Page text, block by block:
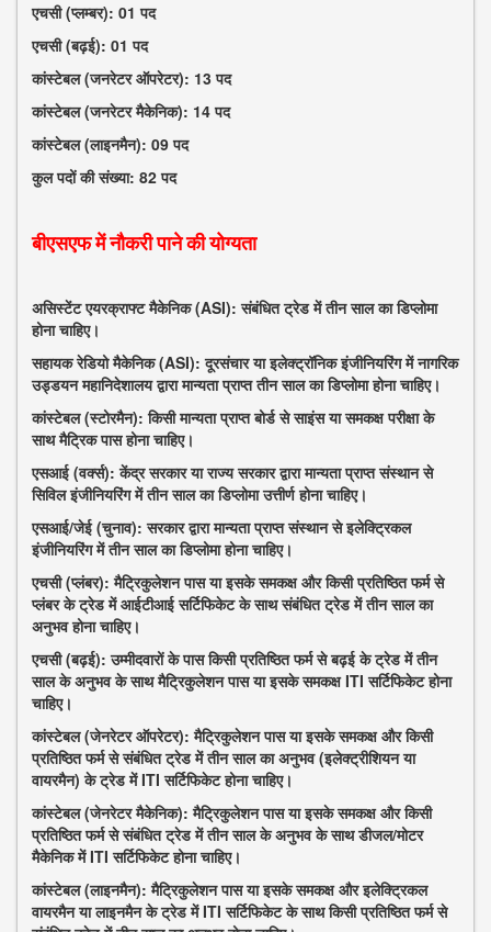
एचसी (प्लम्बर): 01 पद
एचसी (बढ़ई): 01 पद
कांस्टेबल (जनरेटर ऑपरेटर): 13 पद
कांस्टेबल (जनरेटर मैकेनिक): 14 पद
कांस्टेबल (लाइनमैन): 09 पद
कुल पदों की संख्या: 82 पद
बीएसएफ में नौकरी पाने की योग्यता
असिस्टेंट एयरक्राफ्ट मैकेनिक (ASI): संबंधित ट्रेड में तीन साल का डिप्लोमा
होना चाहिए।
सहायक रेडियो मैकेनिक (ASI): दूरसंचार या इलेक्ट्रॉनिक इंजीनियरिंग में नागरिक
उड्डयन महानिदेशालय द्वारा मान्यता प्राप्त तीन साल का डिप्लोमा होना चाहिए।
कांस्टेबल (स्टोरमैन): किसी मान्यता प्राप्त बोर्ड से साइंस या समकक्ष परीक्षा के
साथ मैट्रिक पास होना चाहिए।
एसआई (वर्क्स): केंद्र सरकार या राज्य सरकार द्वारा मान्यता प्राप्त संस्थान से
सिविल इंजीनियरिंग में तीन साल का डिप्लोमा उत्तीर्ण होना चाहिए।
एसआई/जेई (चुनाव): सरकार द्वारा मान्यता प्राप्त संस्थान से इलेक्ट्रिकल
इंजीनियरिंग में तीन साल का डिप्लोमा होना चाहिए।
एचसी (प्लंबर): मैट्रिकुलेशन पास या इसके समकक्ष और किसी प्रतिष्ठित फर्म से
प्लंबर के ट्रेड में आईटीआई सर्टिफिकेट के साथ संबंधित ट्रेड में तीन साल का
अनुभव होना चाहिए।
एचसी (बढ़ई): उम्मीदवारों के पास किसी प्रतिष्ठित फर्म से बढ़ई के ट्रेड में तीन
साल के अनुभव के साथ मैट्रिकुलेशन पास या इसके समकक्ष ITI सर्टिफिकेट होना
चाहिए।
कांस्टेबल (जेनरेटर ऑपरेटर): मैट्रिकुलेशन पास या इसके समकक्ष और किसी
प्रतिष्ठित फर्म से संबंधित ट्रेड में तीन साल का अनुभव (इलेक्ट्रीशियन या
वायरमैन) के ट्रेड में ITI सर्टिफिकेट होना चाहिए।
कांस्टेबल (जेनरेटर मैकेनिक): मैट्रिकुलेशन पास या इसके समकक्ष और किसी
प्रतिष्ठित फर्म से संबंधित ट्रेड में तीन साल के अनुभव के साथ डीजल/मोटर
मैकेनिक में ITI सर्टिफिकेट होना चाहिए।
कांस्टेबल (लाइनमैन): मैट्रिकुलेशन पास या इसके समकक्ष और इलेक्ट्रिकल
वायरमैन या लाइनमैन के ट्रेड में ITI सर्टिफिकेट के साथ किसी प्रतिष्ठित फर्म से